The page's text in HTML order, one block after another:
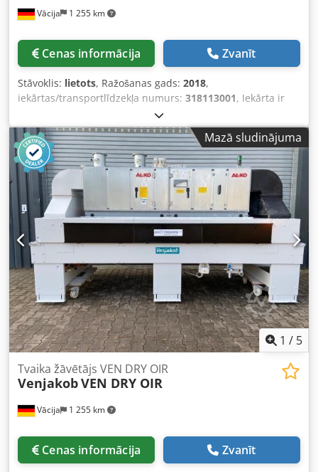
Vācija 1 255 km
Cenas informācija Zvanīt
Stāvoklis: lietots, Ražošanas gads: 2018,
iekārtas/transportlīdzekļa numurs: 318113001, Iekārta ir
daļēji renovēta un pārbaudīta. - Ražotājs: Cefla - Tips: UV-
R3 - Izgatavošanas gads: 2018 Dedpfex Tpx Ajx Acdjck -
Darba platums: 1300 mm - Daļu augstums: ~ 3 - 70 mm -
Lampu skaits no augšas: 3 gab. - Ar stieņu transportu -
Stieņu atstatums: 60 mm - Piemērots dzīvsudraba lampām
- Piemērots gallija lampām - Lampu jauda: maks. 120 W/cm
- Kopējā pieslēguma jauda: 56 kW / 104 A - Spriegums, Hz:
400 / 50 - Vadības skapis integrēts zem iekārtas - Padeves
ātrums regulējams: ~ 1,25 - 21,25 m/min - Garums: ~ 3.500
mm - Platums: ~ 2.700 mm - Augstums: ~ 1.600 mm -
Izplūdes gaisa apjoms: 3.600 m³/h - Atrašanās vieta:
noliktavā - Spriegums, Hz: 400 / 50
Mazā sludinājuma
1 / 5
Vācija 1 255 km
Tvaika žāvētājs VEN DRY OIR
VenjakobVEN DRY OIR
Cenas informācija Zvanīt